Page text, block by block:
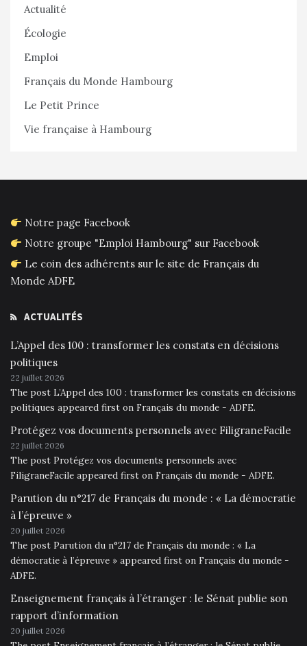
Actualité
Écologie
Emploi
Français du Monde Hambourg
Le Petit Prince
Vie française à Hambourg
Notre page Facebook
Notre groupe "Emploi Hambourg" sur Facebook
Le coin des adhérents sur le site de Français du
Monde ADFE
ACTUALITÉS
L’Appel des 100 : transformer les constats en décisions
politiques
22 juillet 2026
The post L’Appel des 100 : transformer les constats en décisions
politiques appeared first on Français du monde - ADFE.
Protégez vos documents personnels avec FiligraneFacile
22 juillet 2026
The post Protégez vos documents personnels avec
FiligraneFacile appeared first on Français du monde - ADFE.
Parution du n°217 de Français du monde : « La démocratie
à l’épreuve »
20 juillet 2026
The post Parution du n°217 de Français du monde : « La
démocratie à l’épreuve » appeared first on Français du monde -
ADFE.
Enseignement français à l’étranger : le Sénat publie son
rapport d’information
20 juillet 2026